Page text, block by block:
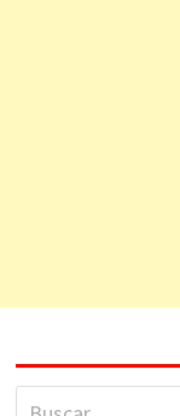
Buscar: